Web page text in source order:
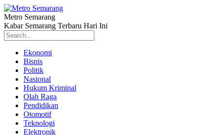
Metro Semarang
Kabar Semarang Terbaru Hari Ini
Ekonomi
Bisnis
Politik
Nasional
Hukum Kriminal
Olah Raga
Pendidikan
Otomotif
Teknologi
Elektronik